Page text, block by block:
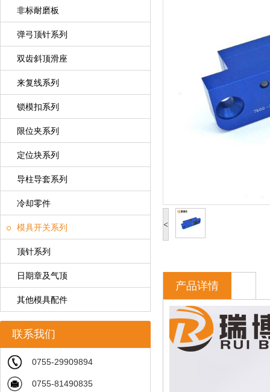
非标耐磨板
弹弓顶针系列
双齿斜顶滑座
来复线系列
锁模扣系列
限位夹系列
定位块系列
导柱导套系列
冷却零件
模具开关系列
顶针系列
日期章及气顶
其他模具配件
联系我们
0755-29909894
0755-81490835
<
产品详情